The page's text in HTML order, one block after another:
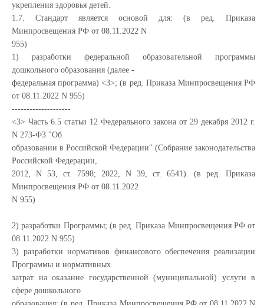
укрепления здоровья детей.
1.7. Стандарт является основой для: (в ред. Приказа
Минпросвещения РФ от 08.11.2022 N
955)
1) разработки федеральной образовательной программы
дошкольного образования (далее -
федеральная программа) <3>; (в ред. Приказа Минпросвещения РФ
от 08.11.2022 N 955)
--------------------
<3> Часть 6.5 статьи 12 Федерального закона от 29 декабря 2012 г.
N 273-ФЗ "Об
образовании в Российской Федерации" (Собрание законодательства
Российской Федерации,
2012, N 53, ст. 7598; 2022, N 39, ст. 6541). (в ред. Приказа
Минпросвещения РФ от 08.11.2022
N 955)
2) разработки Программы; (в ред. Приказа Минпросвещения РФ от
08.11.2022 N 955)
3) разработки нормативов финансового обеспечения реализации
Программы и нормативных
затрат на оказание государственной (муниципальной) услуги в
сфере дошкольного